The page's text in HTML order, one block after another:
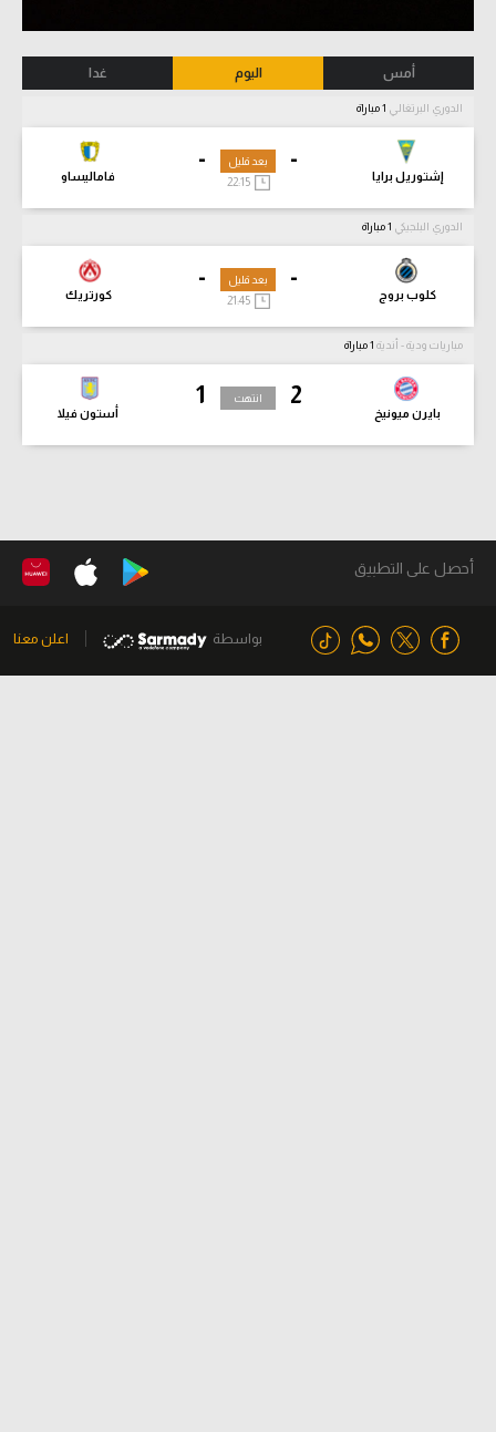
أمس اليوم غدا
الدوري البرتغالي
-
إشتوريل برايا
-
فاماليساو
بعد قليل
22:15
الدوري البلجيكي
-
كلوب بروج
-
كورتريك
بعد قليل
21:45
مباريات ودية - أندية
2
بايرن ميونيخ
1
أستون فيلا
انتهت
أحصل على التطبيق
بواسطة اعلن معنا